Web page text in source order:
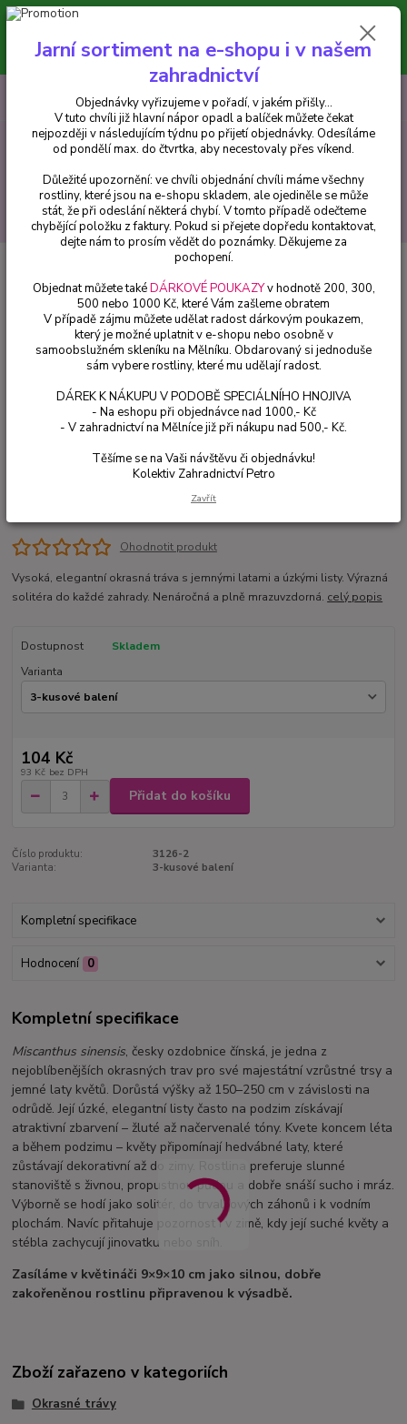
Minimální hodnota pro odeslání z e-shopu je 300 Kč.
V tuto chvíli již hlavní nápor objednávek opadl a balíček můžete čekat
nejpozději v následujícím týdnu po přijetí objednávky. Objednávky
vyřizujeme v pořadí, v jakém přišly...
Menu
CZK
Hledat
+420 602 223 614
Miscanthus sinensis - Ozdobnice čínská - cena za
Miscanthus sinensis - Ozdobnice
čínská - cena za kus v 3-kusovém
Ohodnotit produkt
Vysoká, elegantní okrasná tráva s jemnými latami a úzkými listy. Výrazná
solitéra do každé zahrady. Nenáročná a plně mrazuvzdorná. celý popis
Dostupnost
Skladem
Varianta
104 Kč
93 Kč bez DPH
Přidat do košíku
Číslo produktu:
3126-2
Varianta:
3-kusové balení
Kompletní specifikace
Hodnocení 0
Kompletní specifikace
Miscanthus sinensis, česky ozdobnice čínská, je jedna z
nejoblíbenějších okrasných trav pro své majestátní vzrůstné trsy a
jemné laty květů. Dorůstá výšky až 150–250 cm v závislosti na
odrůdě. Její úzké, elegantní listy často na podzim získávají
atraktivní zbarvení – žluté až načervenalé tóny. Kvete koncem léta
a během podzimu – květy připomínají hedvábné laty, které
zůstávají dekorativní až do zimy. Rostlina preferuje slunné
stanoviště s živnou, propustnou půdou a dobře snáší sucho i mráz.
Výborně se hodí jako solitér, do trvalkových záhonů i k vodním
plochám. Navíc přitahuje pozornost i v zimě, kdy její suché květy a
stébla zachycují jinovatku nebo sníh.
Zasíláme v květináči 9×9×10 cm jako silnou, dobře
zakořeněnou rostlinu připravenou k výsadbě.
Zboží zařazeno v kategoriích
Okrasné trávy
Jarní sortiment na e-shopu i v našem
zahradnictví
Objednávky vyřizujeme v pořadí, v jakém přišly...
V tuto chvíli již hlavní nápor opadl a balíček můžete čekat
nejpozději v následujícím týdnu po přijetí objednávky. Odesíláme
od pondělí max. do čtvrtka, aby necestovaly přes víkend.
Důležité upozornění: ve chvíli objednání chvíli máme všechny
rostliny, které jsou na e-shopu skladem, ale ojediněle se může
stát, že při odeslání některá chybí. V tomto případě odečteme
chybějící položku z faktury. Pokud si přejete dopředu kontaktovat,
dejte nám to prosím vědět do poznámky. Děkujeme za
pochopení.
Objednat můžete takéDÁRKOVÉ POUKAZYv hodnotě 200, 300,
500 nebo 1000 Kč, které Vám zašleme obratem
V případě zájmu můžete udělat radost dárkovým poukazem,
který je možné uplatnit v e-shopu nebo osobně v
samoobslužném skleníku na Mělníku. Obdarovaný si jednoduše
sám vybere rostliny, které mu udělají radost.
DÁREK K NÁKUPU V PODOBĚ SPECIÁLNÍHO HNOJIVA
- Na eshopu při objednávce nad 1000,- Kč
- V zahradnictví na Mělníce již při nákupu nad 500,- Kč.
Těšíme se na Vaši návštěvu či objednávku!
Kolektiv Zahradnictví Petro
Zavřít